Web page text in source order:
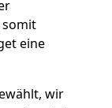
eine
wir